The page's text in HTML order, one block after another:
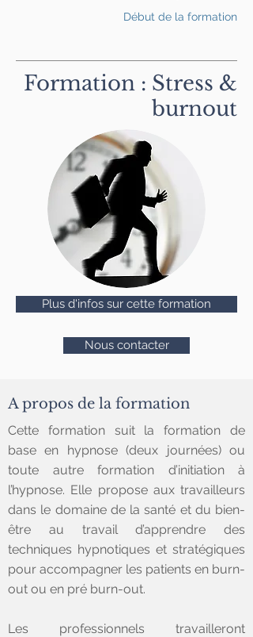
Début de la formation
Formation : Stress &
burnout
Plus d'infos sur cette formation
Nous contacter
A propos de la formation
Cette formation suit la formation de
base en hypnose (deux journées) ou
toute autre formation d’initiation à
l’hypnose. Elle propose aux travailleurs
dans le domaine de la santé et du bien-
être au travail d’apprendre des
techniques hypnotiques et stratégiques
pour accompagner les patients en burn-
out ou en pré burn-out.
Les professionnels travailleront